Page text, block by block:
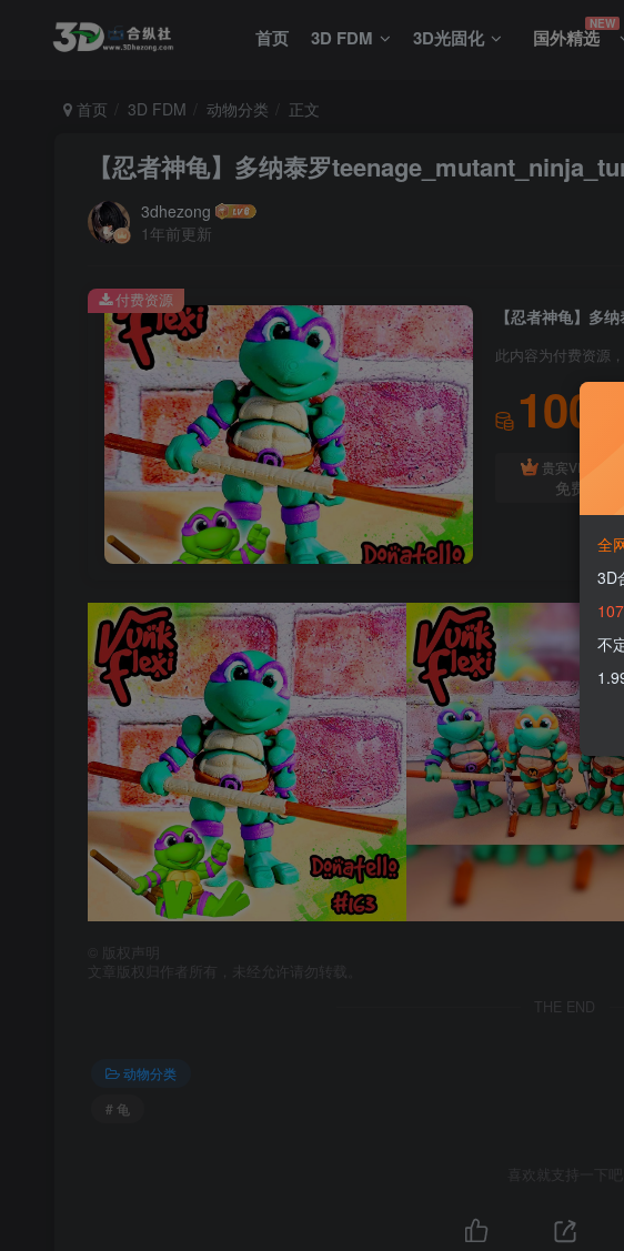
首页 3D FDM 3D光固化 国外精选
NEW
首页 3D FDM 动物分类 正文
【忍者神龟】多纳泰罗
3dhezong
1年前更新
此内容为付费资源
100
贵宾VIP会员
免费
付费资源
版权声明
文章版权归作者所有，未经允许请勿转载。
THE END
动物分类
# 龟
喜欢就支持一下吧
全
3D
不